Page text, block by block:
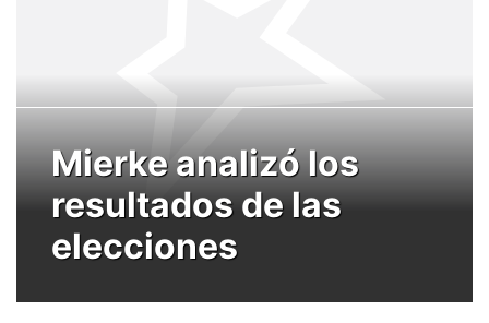
Mierke analizó los
resultados de las
elecciones